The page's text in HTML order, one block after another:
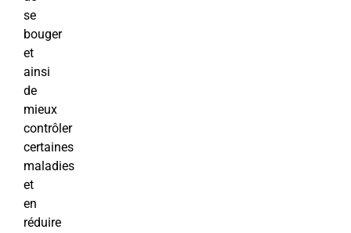
se
bouger
et
ainsi
de
mieux
contrôler
certaines
maladies
et
en
réduire